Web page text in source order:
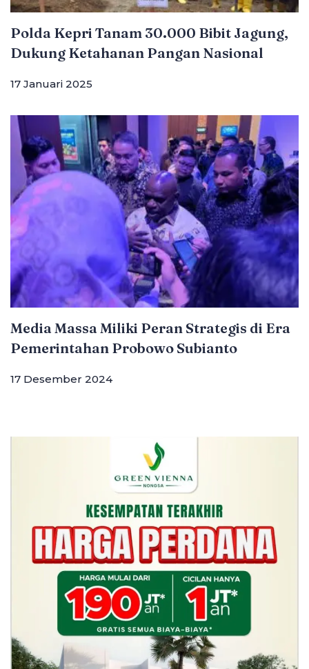
Polda Kepri Tanam 30.000 Bibit Jagung,
Dukung Ketahanan Pangan Nasional
17 Januari 2025
Media Massa Miliki Peran Strategis di Era
Pemerintahan Probowo Subianto
17 Desember 2024